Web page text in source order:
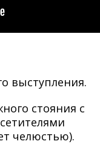
выступления.
стояния с
челюстью).